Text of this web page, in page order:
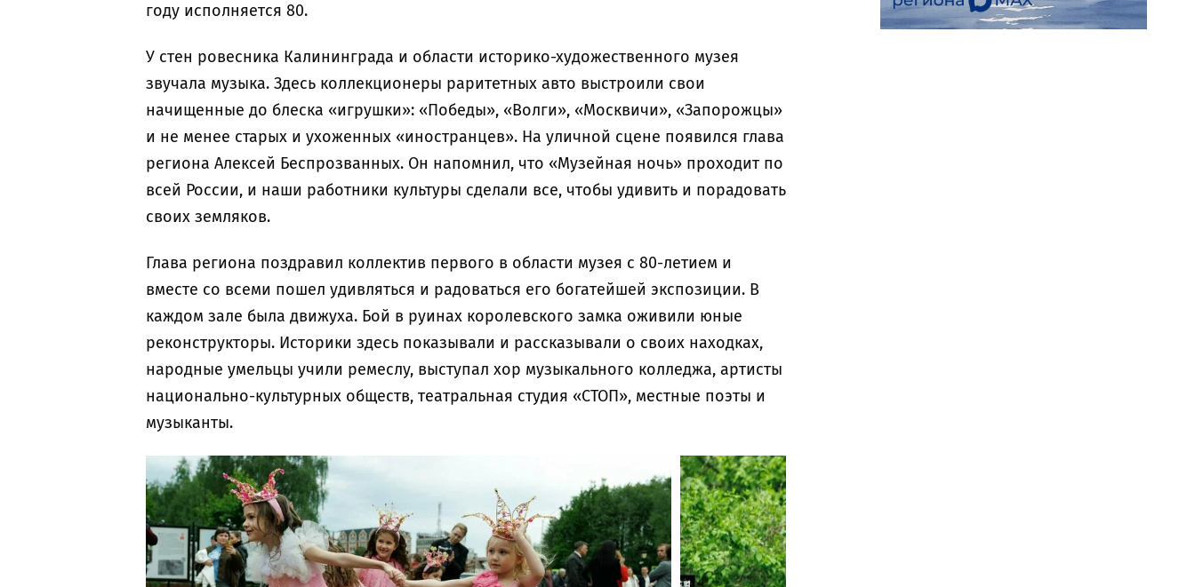
году исполняется 80.
У стен ровесника Калининграда и области историко-художественного музея
звучала музыка. Здесь коллекционеры раритетных авто выстроили свои
начищенные до блеска «игрушки»: «Победы», «Волги», «Москвичи», «Запорожцы»
и не менее старых и ухоженных «иностранцев». На уличной сцене появился глава
региона Алексей Беспрозванных. Он напомнил, что «Музейная ночь» проходит по
всей России, и наши работники культуры сделали все, чтобы удивить и порадовать
своих земляков.
Глава региона поздравил коллектив первого в области музея с 80-летием и
вместе со всеми пошел удивляться и радоваться его богатейшей экспозиции. В
каждом зале была движуха. Бой в руинах королевского замка оживили юные
реконструкторы. Историки здесь показывали и рассказывали о своих находках,
народные умельцы учили ремеслу, выступал хор музыкального колледжа, артисты
национально-культурных обществ, театральная студия «СТОП», местные поэты и
музыканты.